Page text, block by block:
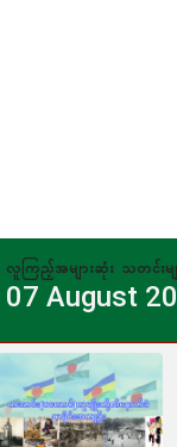
လူကြည့်အများဆုံး သတင်းမျ
07 August